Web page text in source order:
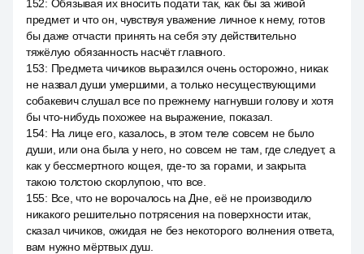
152: Обязывая их вносить подати так, как бы за живой
предмет и что он, чувствуя уважение личное к нему, готов
бы даже отчасти принять на себя эту действительно
тяжёлую обязанность насчёт главного.
153: Предмета чичиков выразился очень осторожно, никак
не назвал души умершими, а только несуществующими
собакевич слушал все по прежнему нагнувши голову и хотя
бы что-нибудь похожее на выражение, показал.
154: На лице его, казалось, в этом теле совсем не было
души, или она была у него, но совсем не там, где следует, а
как у бессмертного кощея, где-то за горами, и закрыта
такою толстою скорлупою, что все.
155: Все, что не ворочалось на Дне, её не производило
никакого решительно потрясения на поверхности итак,
сказал чичиков, ожидая не без некоторого волнения ответа,
вам нужно мёртвых душ.